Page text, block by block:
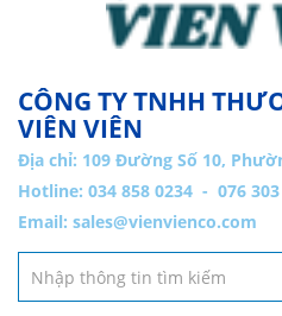
CÔNG TY TNHH
VIÊN VIÊN
Địa chỉ: 109 Đường Số 10,
Hotline: 034 858 0234 - 076 303
Email: sales@vienvienco.com